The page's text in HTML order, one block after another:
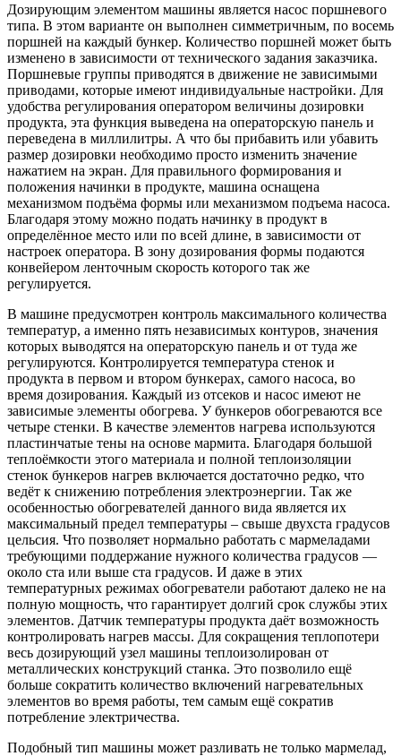
Дозирующим элементом машины является насос поршневого
типа. В этом варианте он выполнен симметричным, по восемь
поршней на каждый бункер. Количество поршней может быть
изменено в зависимости от технического задания заказчика.
Поршневые группы приводятся в движение не зависимыми
приводами, которые имеют индивидуальные настройки. Для
удобства регулирования оператором величины дозировки
продукта, эта функция выведена на операторскую панель и
переведена в миллилитры. А что бы прибавить или убавить
размер дозировки необходимо просто изменить значение
нажатием на экран. Для правильного формирования и
положения начинки в продукте, машина оснащена
механизмом подъёма формы или механизмом подъема насоса.
Благодаря этому можно подать начинку в продукт в
определённое место или по всей длине, в зависимости от
настроек оператора. В зону дозирования формы подаются
конвейером ленточным скорость которого так же
регулируется.
В машине предусмотрен контроль максимального количества
температур, а именно пять независимых контуров, значения
которых выводятся на операторскую панель и от туда же
регулируются. Контролируется температура стенок и
продукта в первом и втором бункерах, самого насоса, во
время дозирования. Каждый из отсеков и насос имеют не
зависимые элементы обогрева. У бункеров обогреваются все
четыре стенки. В качестве элементов нагрева используются
пластинчатые тены на основе мармита. Благодаря большой
теплоёмкости этого материала и полной теплоизоляции
стенок бункеров нагрев включается достаточно редко, что
ведёт к снижению потребления электроэнергии. Так же
особенностью обогревателей данного вида является их
максимальный предел температуры – свыше двухста градусов
цельсия. Что позволяет нормально работать с мармеладами
требующими поддержание нужного количества градусов —
около ста или выше ста градусов. И даже в этих
температурных режимах обогреватели работают далеко не на
полную мощность, что гарантирует долгий срок службы этих
элементов. Датчик температуры продукта даёт возможность
контролировать нагрев массы. Для сокращения теплопотери
весь дозирующий узел машины теплоизолирован от
металлических конструкций станка. Это позволило ещё
больше сократить количество включений нагревательных
элементов во время работы, тем самым ещё сократив
потребление электричества.
Подобный тип машины может разливать не только мармелад,